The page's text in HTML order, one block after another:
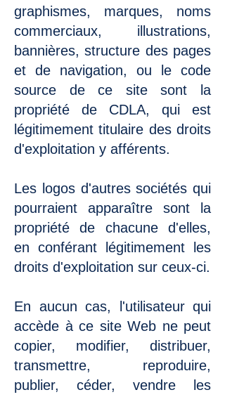
graphismes, marques, noms
commerciaux, illustrations,
bannières, structure des pages
et de navigation, ou le code
source de ce site sont la
propriété de CDLA, qui est
légitimement titulaire des droits
d'exploitation y afférents.
Les logos d'autres sociétés qui
pourraient apparaître sont la
propriété de chacune d'elles,
en conférant légitimement les
droits d'exploitation sur ceux-ci.
En aucun cas, l'utilisateur qui
accède à ce site Web ne peut
copier, modifier, distribuer,
transmettre, reproduire,
publier, céder, vendre les